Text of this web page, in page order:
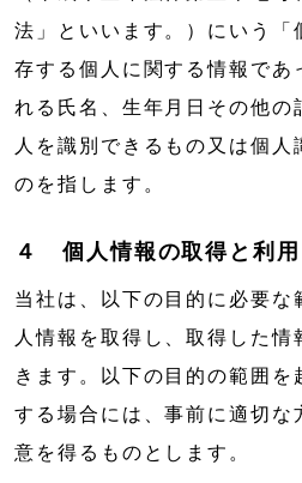
法」といいます。）にいう「
存する個人に関する情報であ
れる氏名、生年月日その他の
人を識別できるもの又は個人
のを指します。
４ 個人情報の取得と利用
当社は、以下の目的に必要な
人情報を取得し、取得した
きます。以下の目的の範囲
する場合には、事前に適切な
意を得るものとします。